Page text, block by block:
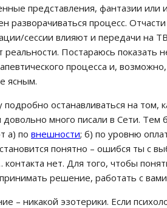
представления, фантазии или
разворачиваться процесс.
сессии влияют и передачи на
реальности. Постараюсь показать
процесса и,
ясным.
подробно останавливаться на том,
довольно много писали в Сети. Тем
а) по внешности; б) по уровню
понятно – ошибся ты с
нет. Для того, чтобы
решение, работать с
– никакой эзотерики. Если